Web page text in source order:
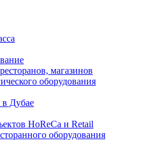
магазинов
оборудования
Дубае
HoReCa и Retail
оборудования